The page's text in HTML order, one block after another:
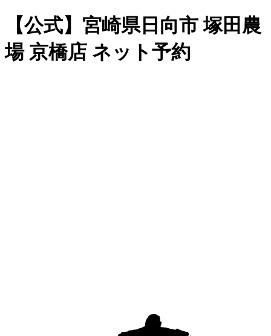
【公式】宮崎県日向市 塚田農
場 京橋店 ネット予約